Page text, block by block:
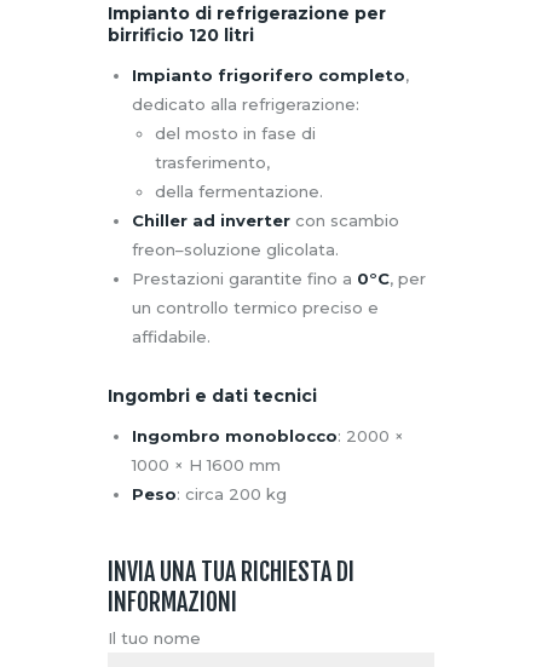
Impianto di refrigerazione per
birrificio 120 litri
Impianto frigorifero completo,
dedicato alla refrigerazione:
del mosto in fase di
trasferimento,
della fermentazione.
Chiller ad invertercon scambio
freon–soluzione glicolata.
Prestazioni garantite fino a 0°C, per
un controllo termico preciso e
affidabile.
Ingombri e dati tecnici
Ingombro monoblocco: 2000 ×
1000 × H 1600 mm
Peso: circa 200 kg
INVIA UNA TUA RICHIESTA DI
INFORMAZIONI
Il tuo nome